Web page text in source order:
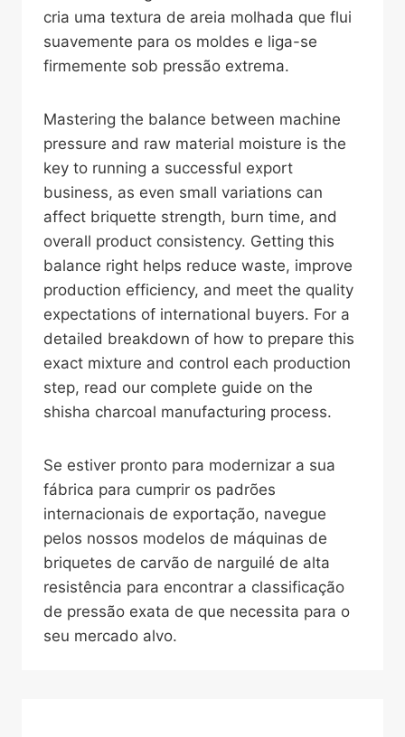
cria uma textura de areia molhada que flui
suavemente para os moldes e liga-se
firmemente sob pressão extrema.
Mastering the balance between machine
pressure and raw material moisture is the
key to running a successful export
business, as even small variations can
affect briquette strength, burn time, and
overall product consistency. Getting this
balance right helps reduce waste, improve
production efficiency, and meet the quality
expectations of international buyers. For a
detailed breakdown of how to prepare this
exact mixture and control each production
step, read our complete guide on the
shisha charcoal manufacturing process.
Se estiver pronto para modernizar a sua
fábrica para cumprir os padrões
internacionais de exportação, navegue
pelos nossos modelos de máquinas de
briquetes de carvão de narguilé de alta
resistência para encontrar a classificação
de pressão exata de que necessita para o
seu mercado alvo.